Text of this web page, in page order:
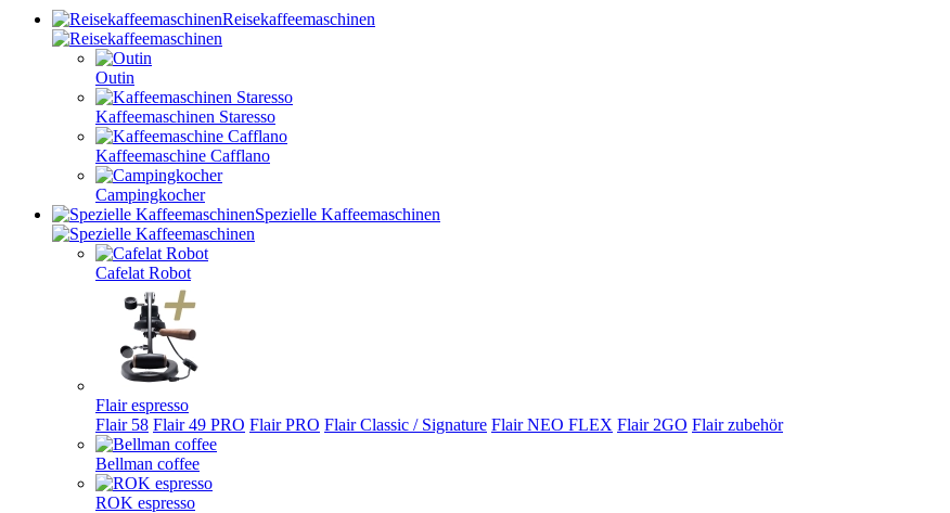
Reisekaffeemaschinen
Outin
Kaffeemaschinen Staresso
Kaffeemaschine Cafflano
Campingkocher
Spezielle Kaffeemaschinen
Cafelat Robot
Flair espresso
Flair 58 Flair 49 PRO Flair PRO Flair Classic / Signature Flair NEO FLEX Flair 2GO Flair zubehör
Bellman coffee
ROK espresso